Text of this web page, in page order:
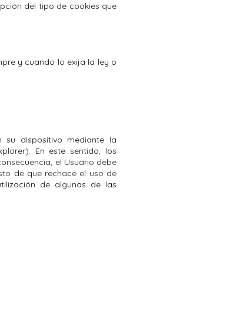
del tipo de cookies que
y cuando lo exija la ley o
su dispositivo mediante la
En este sentido, los
el Usuario debe
de que rechace el uso de
de algunas de las